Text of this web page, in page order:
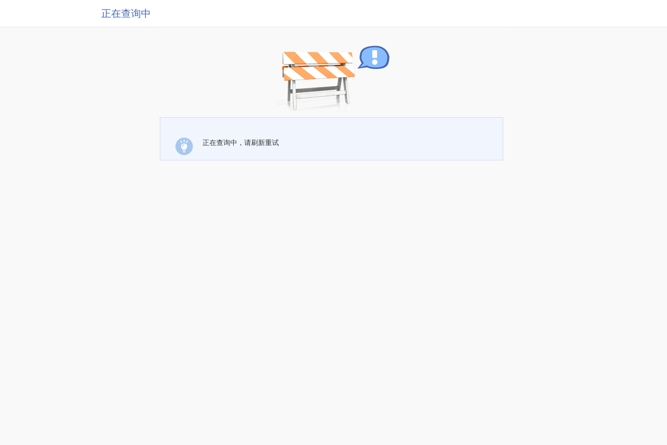
正在查询中
正在查询中，请刷新重试